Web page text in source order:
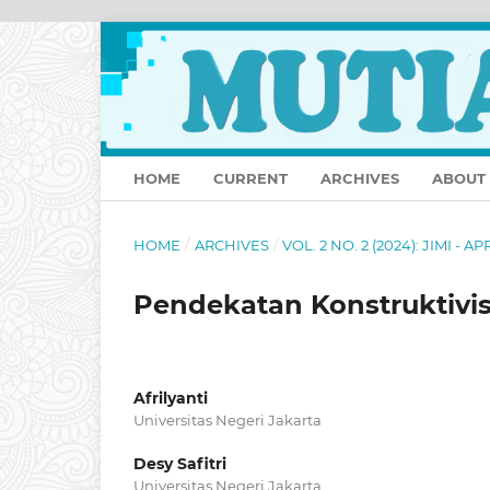
HOME CURRENT ARCHIVES ABOUT
HOME / ARCHIVES / VOL. 2 NO. 2 (2024): JIMI -
Pendekatan
Afrilyanti
Universitas Negeri Jakarta
Desy Safitri
Universitas Negeri Jakarta